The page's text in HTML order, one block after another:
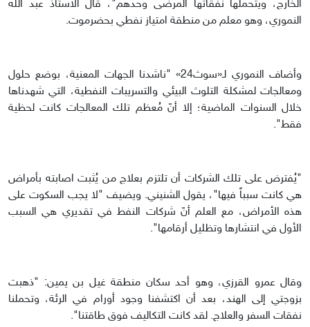
الخارج، ويتحملها نفقاتها المرضى وحدهم"، قال الأستاذ عبد الله
النموري، وهو معلم من منطقة امتياز نفطي بحضرموت.
وأضاف النموري لـ«سوث24» "ناشدنا الجهات المعنية، بوضع حلول
ومعالجات لمشكلة التلوث البيئي والتسريبات النفطية، التي شهدناها
خلال السنوات الماضية؛ إلا أنّ مُعظم تلك المعالجات كانت لحظية
فقط".
"يُفترض على تلك الشركات أن تلتزم بعلاج من يُثبت اصابته بأمراض
هي كانت سبباً فيها"، يقول الشنيني. ويضيف "لا يجب السكوت على
هذه الأمراض، مع العلم أنّ شركات النفط في تقديري هي السبب
الأول في انتشارها وتظليل أرقامها".
وقال عمرو القرزي، وهو أحد سكان منطقة غيل بن يمين: "ذهبت
بزوجتي إلى الهند، بعد أن اكتشفنا وجود أورام في الرئة، وتحملنا
نفقات السفر والعلاج. لقد كانت التكاليف فوق طاقتنا".